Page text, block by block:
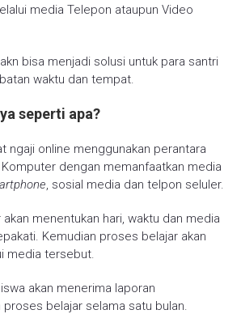
media Telepon ataupun Video
bisa menjadi solusi untuk para santri
waktu dan tempat.
seperti apa?
ngaji online menggunakan perantara
dengan memanfaatkan media
, sosial media dan telpon seluler.
menentukan hari, waktu dan media
Kemudian proses belajar akan
media tersebut.
akan menerima laporan
belajar selama satu bulan.